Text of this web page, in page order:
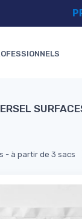
- à partir de 3 sacs